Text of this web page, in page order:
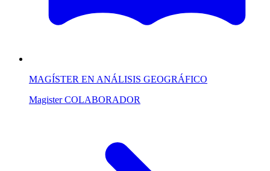
MAGÍSTER EN ANÁLISIS GEOGRÁFICO
Magister COLABORADOR